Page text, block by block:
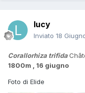
lucy
Inviato 18
Corallorhiza trifida
1800m , 16 giugno
Foto di Elide